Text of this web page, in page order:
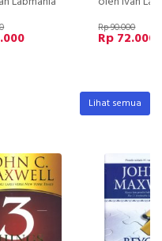
Rp 90.000
Rp 72.000
Lihat semua